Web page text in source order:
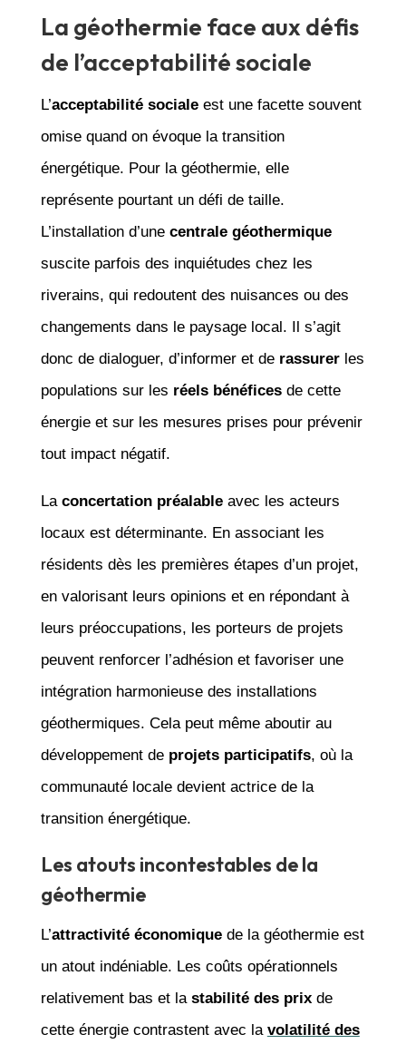
La géothermie face aux défis
de l’acceptabilité sociale
L’acceptabilité socialeest une facette souvent
omise quand on évoque la transition
énergétique. Pour la géothermie, elle
représente pourtant un défi de taille.
L’installation d’une centrale géothermique
suscite parfois des inquiétudes chez les
riverains, qui redoutent des nuisances ou des
changements dans le paysage local. Il s’agit
donc de dialoguer, d’informer et de rassurerles
populations sur les réels bénéficesde cette
énergie et sur les mesures prises pour prévenir
tout impact négatif.
La concertation préalableavec les acteurs
locaux est déterminante. En associant les
résidents dès les premières étapes d’un projet,
en valorisant leurs opinions et en répondant à
leurs préoccupations, les porteurs de projets
peuvent renforcer l’adhésion et favoriser une
intégration harmonieuse des installations
géothermiques. Cela peut même aboutir au
développement de projets participatifs, où la
communauté locale devient actrice de la
transition énergétique.
Les atouts incontestables de la
géothermie
L’attractivité économiquede la géothermie est
un atout indéniable. Les coûts opérationnels
relativement bas et la stabilité des prix de
cette énergie contrastent avec la volatilité des